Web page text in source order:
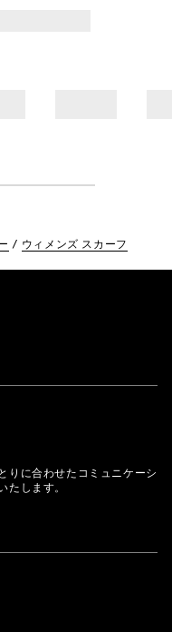
ウィメンズ スカーフ
りに合わせたコミュニケーシ
たします。